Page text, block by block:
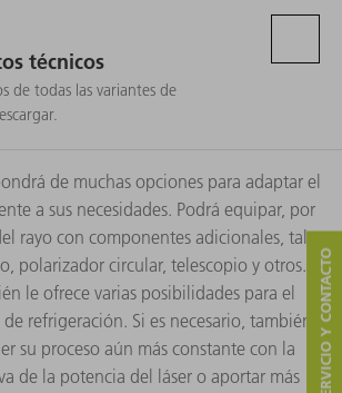
técnicos
de todas las variantes de
de muchas opciones para adaptar el
a sus necesidades. Podrá equipar, por
rayo con componentes adicionales, tales
polarizador circular, telescopio y otros.
le ofrece varias posibilidades para el
refrigeración. Si es necesario, también
su proceso aún más constante con la
de la potencia del láser o aportar más
SERVICIO Y CONTACTO